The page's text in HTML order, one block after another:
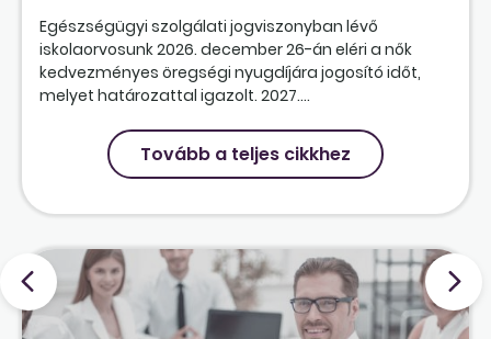
Egészségügyi szolgálati jogviszonyban lévő
iskolaorvosunk 2026. december 26-án eléri a nők
kedvezményes öregségi nyugdíjára jogosító időt,
melyet határozattal igazolt. 2027....
Tovább a teljes cikkhez